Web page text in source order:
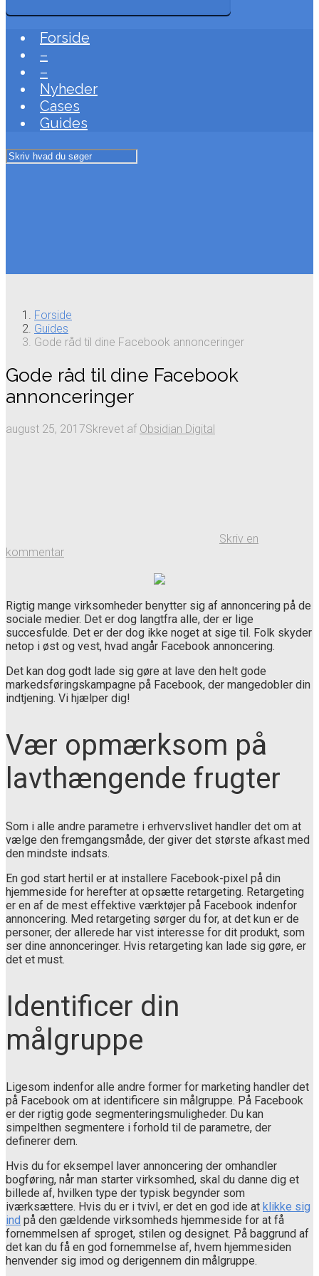
Forside
–
–
Nyheder
Cases
Guides
Forside
Guides
Gode råd til dine Facebook annonceringer
Gode råd til dine Facebook
annonceringer
august 25, 2017Skrevet af Obsidian Digital
Skriv en
kommentar
Rigtig mange virksomheder benytter sig af annoncering på de
sociale medier. Det er dog langtfra alle, der er lige
succesfulde. Det er der dog ikke noget at sige til. Folk skyder
netop i øst og vest, hvad angår Facebook annoncering.
Det kan dog godt lade sig gøre at lave den helt gode
markedsføringskampagne på Facebook, der mangedobler din
indtjening. Vi hjælper dig!
Vær opmærksom på
lavthængende frugter
Som i alle andre parametre i erhvervslivet handler det om at
vælge den fremgangsmåde, der giver det største afkast med
den mindste indsats.
En god start hertil er at installere Facebook-pixel på din
hjemmeside for herefter at opsætte retargeting. Retargeting
er en af de mest effektive værktøjer på Facebook indenfor
annoncering. Med retargeting sørger du for, at det kun er de
personer, der allerede har vist interesse for dit produkt, som
ser dine annonceringer. Hvis retargeting kan lade sig gøre, er
det et must.
Identificer din
målgruppe
Ligesom indenfor alle andre former for marketing handler det
på Facebook om at identificere sin målgruppe. På Facebook
er der rigtig gode segmenteringsmuligheder. Du kan
simpelthen segmentere i forhold til de parametre, der
definerer dem.
Hvis du for eksempel laver annoncering der omhandler
bogføring, når man starter virksomhed, skal du danne dig et
billede af, hvilken type der typisk begynder som
iværksættere. Hvis du er i tvivl, er det en god ide at klikke sig
ind på den gældende virksomheds hjemmeside for at få
fornemmelsen af sproget, stilen og designet. På baggrund af
det kan du få en god fornemmelse af, hvem hjemmesiden
henvender sig imod og derigennem din målgruppe.